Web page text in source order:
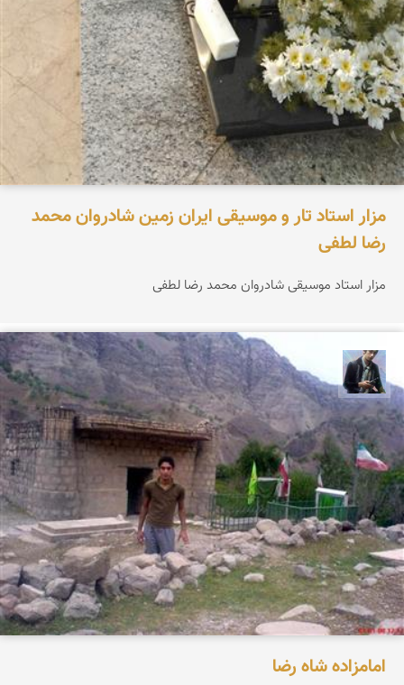
مزار استاد تار و موسیقی ایران زمین شادروان محمد
رضا لطفی
مزار استاد موسیقی شادروان محمد رضا لطفی
جمال کمالی
امامزاده شاه رضا